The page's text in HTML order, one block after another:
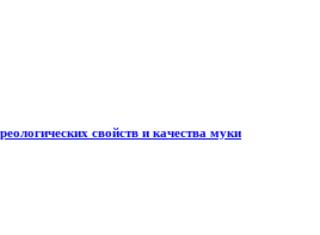
свойств и качества муки